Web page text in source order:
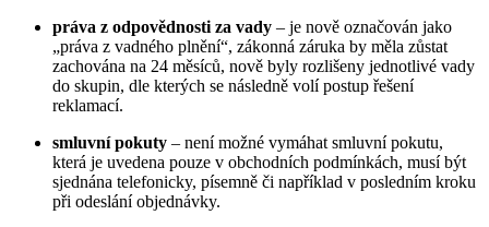
práva z odpovědnosti za vady – je nově označován jako
„práva z vadného plnění“, zákonná záruka by měla zůstat
zachována na 24 měsíců, nově byly rozlišeny jednotlivé vady
do skupin, dle kterých se následně volí postup řešení
reklamací.
smluvní pokuty – není možné vymáhat smluvní pokutu,
která je uvedena pouze v obchodních podmínkách, musí být
sjednána telefonicky, písemně či například v posledním kroku
při odeslání objednávky.